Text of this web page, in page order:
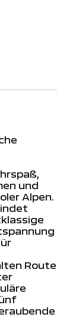
und
Alpen.
Route